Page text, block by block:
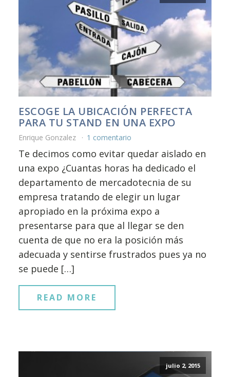
ESCOGE LA UBICACIÓN PERFECTA
PARA TU STAND EN UNA EXPO
Enrique Gonzalez 1 comentario
Te decimos como evitar quedar aislado en
una expo ¿Cuantas horas ha dedicado el
departamento de mercadotecnia de su
empresa tratando de elegir un lugar
apropiado en la próxima expo a
presentarse para que al llegar se den
cuenta de que no era la posición más
adecuada y sentirse frustrados pues ya no
se puede […]
READ MORE
julio 2, 2015